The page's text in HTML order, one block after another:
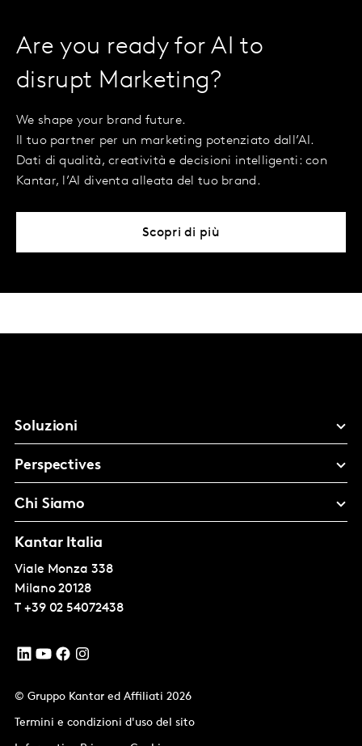
Are you ready for AI to
disrupt Marketing?
We shape your brand future.
Il tuo partner per un marketing potenziato dall’AI.
Dati di qualità, creatività e decisioni intelligenti: con
Kantar, l’AI diventa alleata del tuo brand.
Scopri di più
Soluzioni
Perspectives
Chi Siamo
Kantar Italia
Viale Monza 338
Milano 20128
T +39 02 54072438
© Gruppo Kantar ed Affiliati 2026
Termini e condizioni d'uso del sito